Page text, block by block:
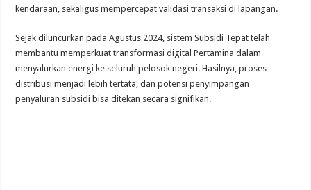
kendaraan, sekaligus mempercepat validasi transaksi di lapangan.
Sejak diluncurkan pada Agustus 2024, sistem Subsidi Tepat telah
membantu memperkuat transformasi digital Pertamina dalam
menyalurkan energi ke seluruh pelosok negeri. Hasilnya, proses
distribusi menjadi lebih tertata, dan potensi penyimpangan
penyaluran subsidi bisa ditekan secara signifikan.